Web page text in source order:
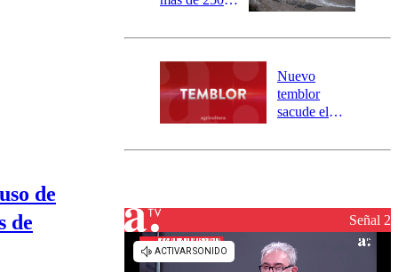
de
de
y 317
aisladas entre
Valparaíso y
Los Ríos
Nuevo
temblor
sacude el
revisa la
Señal 2